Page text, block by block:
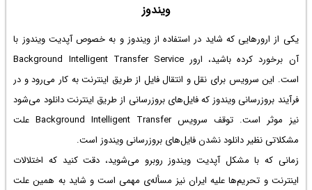
ویندوز
یکی از ارورهایی که شاید در استفاده از ویندوز و به خصوص آپدیت ویندوز با
آن برخورد کرده باشید، ارور Background Intelligent Transfer Service
است. این سرویس برای نقل و انتقال فایل از طریق اینترنت به کار می‌رود و در
فرآیند بروزرسانی ویندوز که فایل‌های بروزرسانی از طریق اینترنت دانلود می‌شود
نیز موثر است. توقف سرویس Background Intelligent Transfer علت
مشکلاتی نظیر دانلود نشدن فایل‌های بروزرسانی ویندوز است.
زمانی که با مشکل آپدیت ویندوز روبرو می‌شوید، دقت کنید که اختلالات
اینترنت و تحریم‌ها علیه ایران نیز مسأله‌ی مهمی است و شاید به همین علت